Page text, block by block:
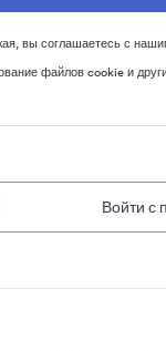
вы соглашаетесь с
файлов cookie и
Войти с